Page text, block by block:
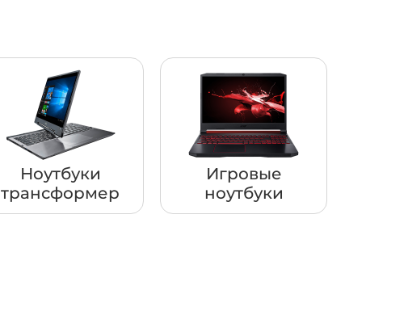
Ноутбуки
трансформер
Игровые
ноутбуки